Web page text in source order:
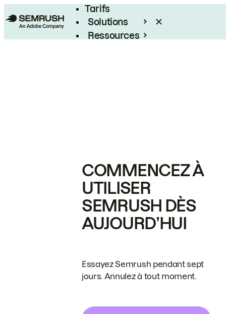
Tarifs
Solutions
Ressources
COMMENCEZ À
UTILISER
SEMRUSH DÈS
AUJOURD’HUI
Essayez Semrush pendant sept
jours. Annulez à tout moment.